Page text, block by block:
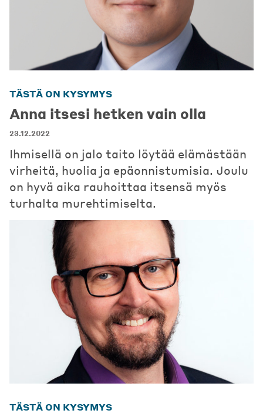
TÄSTÄ ON KYSYMYS
Anna itsesi hetken vain olla
23.12.2022
Ihmisellä on jalo taito löytää elämästään
virheitä, huolia ja epäonnistumisia. Joulu
on hyvä aika rauhoittaa itsensä myös
turhalta murehtimiselta.
TÄSTÄ ON KYSYMYS